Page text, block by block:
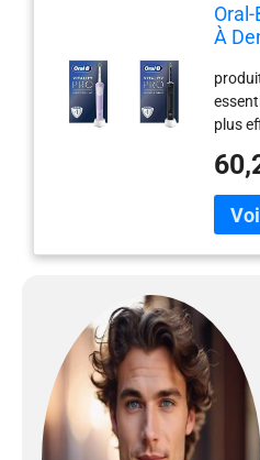
À
plus
2D
tourne
% de
La
dent